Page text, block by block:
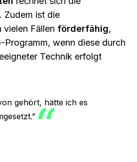
Zudem ist die
vielen Fällen förderfähig,
Programm, wenn diese durch
Technik erfolgt
gehört, hätte ich es